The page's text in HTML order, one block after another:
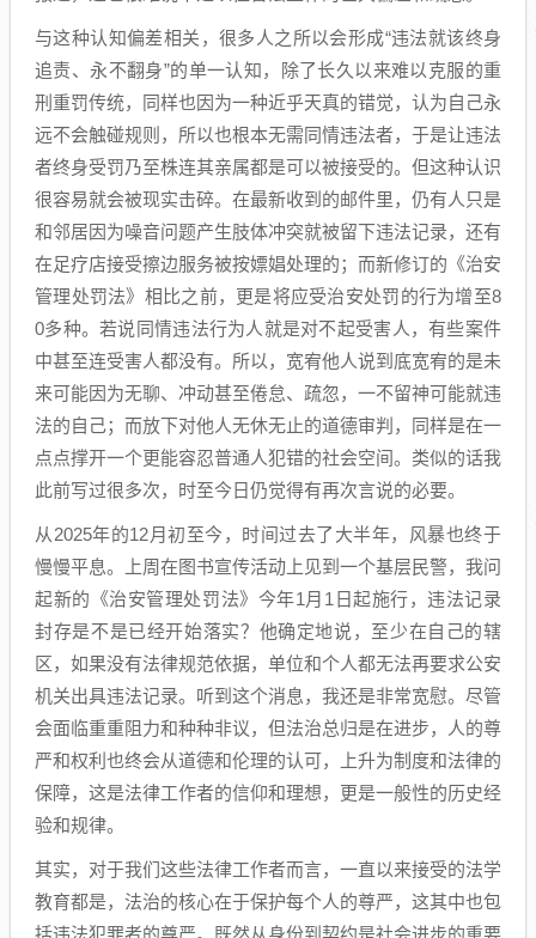
与这种认知偏差相关，很多人之所以会形成“违法就该终身
追责、永不翻身”的单一认知，除了长久以来难以克服的重
刑重罚传统，同样也因为一种近乎天真的错觉，认为自己永
远不会触碰规则，所以也根本无需同情违法者，于是让违法
者终身受罚乃至株连其亲属都是可以被接受的。但这种认识
很容易就会被现实击碎。在最新收到的邮件里，仍有人只是
和邻居因为噪音问题产生肢体冲突就被留下违法记录，还有
在足疗店接受擦边服务被按嫖娼处理的；而新修订的《治安
管理处罚法》相比之前，更是将应受治安处罚的行为增至8
0多种。若说同情违法行为人就是对不起受害人，有些案件
中甚至连受害人都没有。所以，宽宥他人说到底宽宥的是未
来可能因为无聊、冲动甚至倦怠、疏忽，一不留神可能就违
法的自己；而放下对他人无休无止的道德审判，同样是在一
点点撑开一个更能容忍普通人犯错的社会空间。类似的话我
此前写过很多次，时至今日仍觉得有再次言说的必要。
从2025年的12月初至今，时间过去了大半年，风暴也终于
慢慢平息。上周在图书宣传活动上见到一个基层民警，我问
起新的《治安管理处罚法》今年1月1日起施行，违法记录
封存是不是已经开始落实？他确定地说，至少在自己的辖
区，如果没有法律规范依据，单位和个人都无法再要求公安
机关出具违法记录。听到这个消息，我还是非常宽慰。尽管
会面临重重阻力和种种非议，但法治总归是在进步，人的尊
严和权利也终会从道德和伦理的认可，上升为制度和法律的
保障，这是法律工作者的信仰和理想，更是一般性的历史经
验和规律。
其实，对于我们这些法律工作者而言，一直以来接受的法学
教育都是，法治的核心在于保护每个人的尊严，这其中也包
括违法犯罪者的尊严。既然从身份到契约是社会进步的重要